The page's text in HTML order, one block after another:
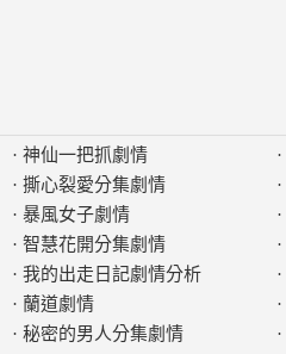
· 神仙一把抓劇情
· 撕心裂愛分集劇情
· 暴風女子劇情
· 智慧花開分集劇情
· 我的出走日記劇情分析
· 蘭道劇情
· 秘密的男人分集劇情
·
·
·
·
·
·
·